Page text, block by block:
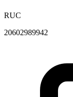
RUC
20602989942